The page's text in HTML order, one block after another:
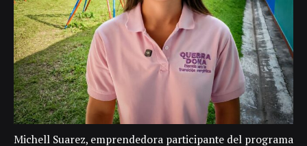
Michell Suarez, emprendedora participante del programa